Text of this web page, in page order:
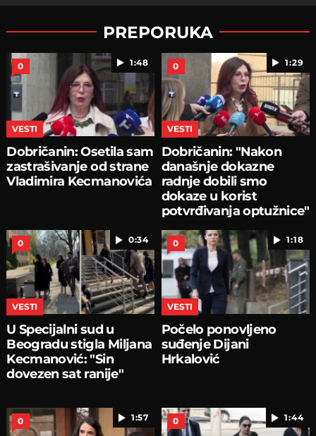
PREPORUKA
1:48
0
VESTI
Dobričanin: Osetila sam
zastrašivanje od strane
Vladimira Kecmanovića
1:29
0
VESTI
Dobričanin: "Nakon
današnje dokazne
radnje dobili smo
dokaze u korist
potvrđivanja optužnice"
0:34
0
VESTI
U Specijalni sud u
Beogradu stigla Miljana
Kecmanović: "Sin
dovezen sat ranije"
1:18
0
VESTI
Počelo ponovljeno
suđenje Dijani
Hrkalović
1:57
0 1:44
0